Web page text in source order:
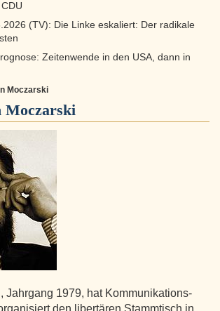
(TV): Die Linke eskaliert: Der radikale
Zeitenwende in den USA, dann in
Moczarski
Jahrgang 1979, hat Kommunikations-
den libertären Stammtisch in